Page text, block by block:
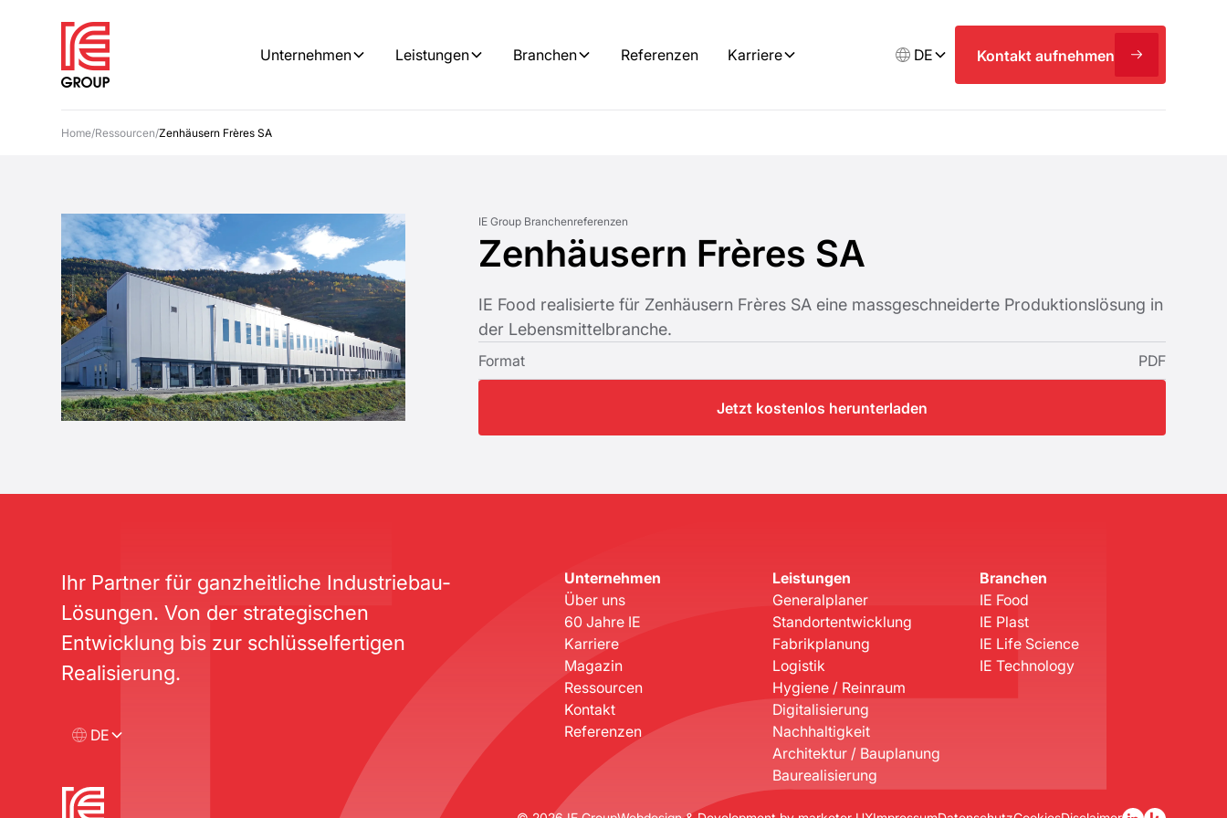
Unternehmen Leistungen Branchen Referenzen Karriere DE Kontakt aufnehmen
Home/Ressourcen/Zenhäusern Frères SA
IE Group Branchenreferenzen
Zenhäusern Frères SA
IE Food realisierte für Zenhäusern Frères SA eine massgeschneiderte Produktionslösung in
der Lebensmittelbranche.
Format PDF
Jetzt kostenlos herunterladen
Ihr Partner für ganzheitliche Industriebau-
Lösungen. Von der strategischen
Entwicklung bis zur schlüsselfertigen
Realisierung.
DE
Unternehmen
Über uns
60 Jahre IE
Karriere
Magazin
Ressourcen
Kontakt
Referenzen
Leistungen
Generalplaner
Standortentwicklung
Fabrikplanung
Logistik
Hygiene / Reinraum
Digitalisierung
Nachhaltigkeit
Architektur / Bauplanung
Baurealisierung
Branchen
IE Food
IE Plast
IE Life Science
IE Technology